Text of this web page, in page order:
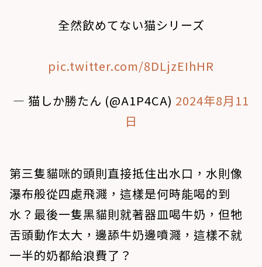
全然飲めてない猫シリーズ
pic.twitter.com/8DLjzEIhHR
— 猫しか勝たん (@A1P4CA) 2024年8月11
日
第三隻貓咪的頭則直接抵住出水口，水則像
瀑布般從四處飛濺，這樣是何時能喝的到
水？最後一隻黑貓則就著器皿喝牛奶，但牠
舌頭動作太大，邊舔牛奶邊噴濺，這樣不就
一半的奶都給浪費了？